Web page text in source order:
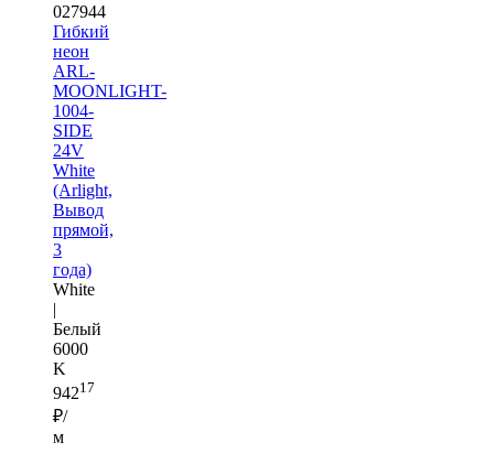
027944
Гибкий
неон
ARL-
MOONLIGHT-
1004-
SIDE
24V
White
(Arlight,
Вывод
прямой,
3
года)
White
|
Белый
6000
K
94217
₽/
м